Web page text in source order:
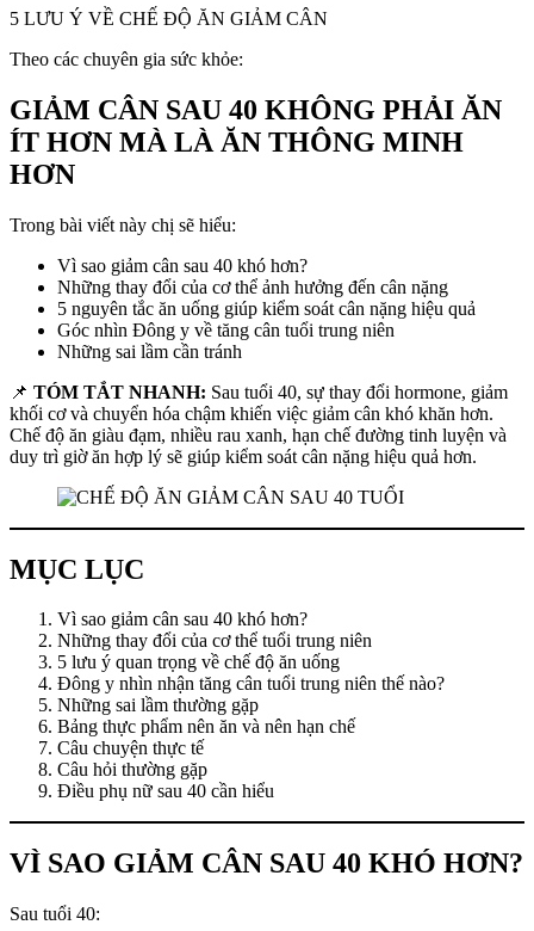
5 LƯU Ý VỀ CHẾ ĐỘ ĂN GIẢM CÂN
Theo các chuyên gia sức khỏe:
GIẢM CÂN SAU 40 KHÔNG PHẢI ĂN
ÍT HƠN MÀ LÀ ĂN THÔNG MINH
HƠN
Trong bài viết này chị sẽ hiểu:
Vì sao giảm cân sau 40 khó hơn?
Những thay đổi của cơ thể ảnh hưởng đến cân nặng
5 nguyên tắc ăn uống giúp kiểm soát cân nặng hiệu quả
Góc nhìn Đông y về tăng cân tuổi trung niên
Những sai lầm cần tránh
📌 TÓM TẮT NHANH: Sau tuổi 40, sự thay đổi hormone, giảm
khối cơ và chuyển hóa chậm khiến việc giảm cân khó khăn hơn.
Chế độ ăn giàu đạm, nhiều rau xanh, hạn chế đường tinh luyện và
duy trì giờ ăn hợp lý sẽ giúp kiểm soát cân nặng hiệu quả hơn.
MỤC LỤC
Vì sao giảm cân sau 40 khó hơn?
Những thay đổi của cơ thể tuổi trung niên
5 lưu ý quan trọng về chế độ ăn uống
Đông y nhìn nhận tăng cân tuổi trung niên thế nào?
Những sai lầm thường gặp
Bảng thực phẩm nên ăn và nên hạn chế
Câu chuyện thực tế
Câu hỏi thường gặp
Điều phụ nữ sau 40 cần hiểu
VÌ SAO GIẢM CÂN SAU 40 KHÓ HƠN?
Sau tuổi 40: